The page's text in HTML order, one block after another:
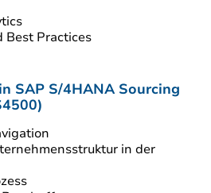
Best Practices
SAP S/4HANA Sourcing
in der